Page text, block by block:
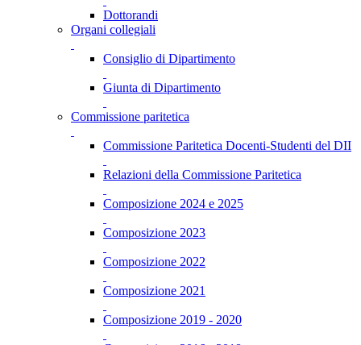
Dottorandi
Organi collegiali
Consiglio di Dipartimento
Giunta di Dipartimento
Commissione paritetica
Commissione Paritetica Docenti-Studenti del DII
Relazioni della Commissione Paritetica
Composizione 2024 e 2025
Composizione 2023
Composizione 2022
Composizione 2021
Composizione 2019 - 2020